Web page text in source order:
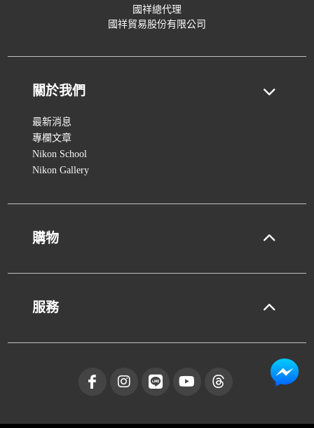
國祥總代理
國祥貿易股份有限公司
關於我們
最新消息
專欄文章
Nikon School
Nikon Gallery
購物
服務